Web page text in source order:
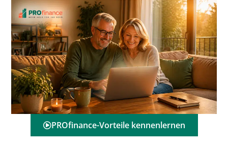
PROfinance-Vorteile kennenlernen